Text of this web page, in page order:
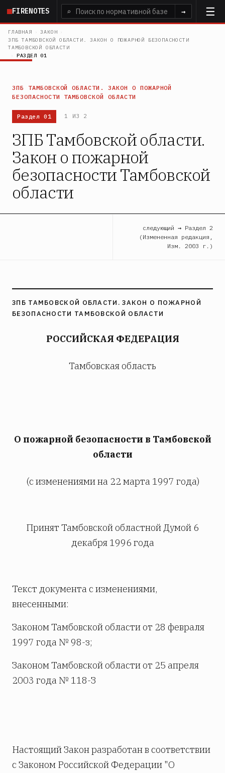
Перейти
основному
содержанию
FIRENOTES ⌕ →
ГЛАВНАЯ › ЗАКОН
›
ЗПБ ТАМБОВСКОЙ ОБЛАСТИ. ЗАКОН О ПОЖАРНОЙ БЕЗОПАСНОСТИ
ТАМБОВСКОЙ ОБЛАСТИ
›
РАЗДЕЛ 01
ЗПБ ТАМБОВСКОЙ ОБЛАСТИ. ЗАКОН О ПОЖАРНОЙ
БЕЗОПАСНОСТИ ТАМБОВСКОЙ ОБЛАСТИ
Раздел 01 1 ИЗ 2
ЗПБ Тамбовской области.
Закон о пожарной
безопасности Тамбовской
области
следующий → Раздел 2
(Измененная редакция,
Изм. 2003 г.)
ЗПБ ТАМБОВСКОЙ ОБЛАСТИ. ЗАКОН О ПОЖАРНОЙ
БЕЗОПАСНОСТИ ТАМБОВСКОЙ ОБЛАСТИ
РОССИЙСКАЯ ФЕДЕРАЦИЯ
Тамбовская область
О пожарной безопасности в Тамбовской
области
(с изменениями на 22 марта 1997 года)
Принят Тамбовской областной Думой 6
декабря 1996 года
Текст документа с изменениями,
внесенными:
Законом Тамбовской области от 28 февраля
1997 года № 98-з;
Законом Тамбовской области от 25 апреля
2003 года № 118-З
Настоящий Закон разработан в соответствии
с Законом Российской Федерации "О